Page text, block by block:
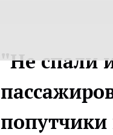
"Не спали
попутчики